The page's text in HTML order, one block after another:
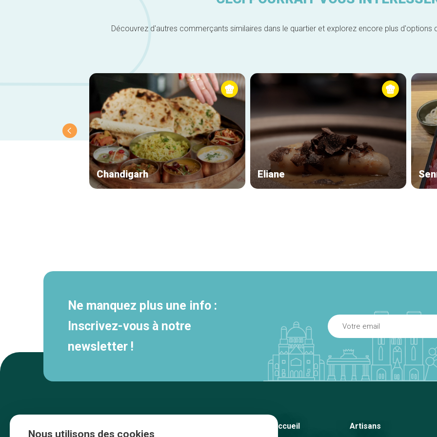
Découvrez d'autres commerçants similaires dans le quartier et explorez encore plus d'options
Chandigarh Eliane
Ne manquez plus une info :
Inscrivez-vous à notre
newsletter !
Accueil Artisans
Nous utilisons des cookies